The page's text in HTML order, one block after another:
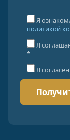
Я
политикой
Я
*
Я